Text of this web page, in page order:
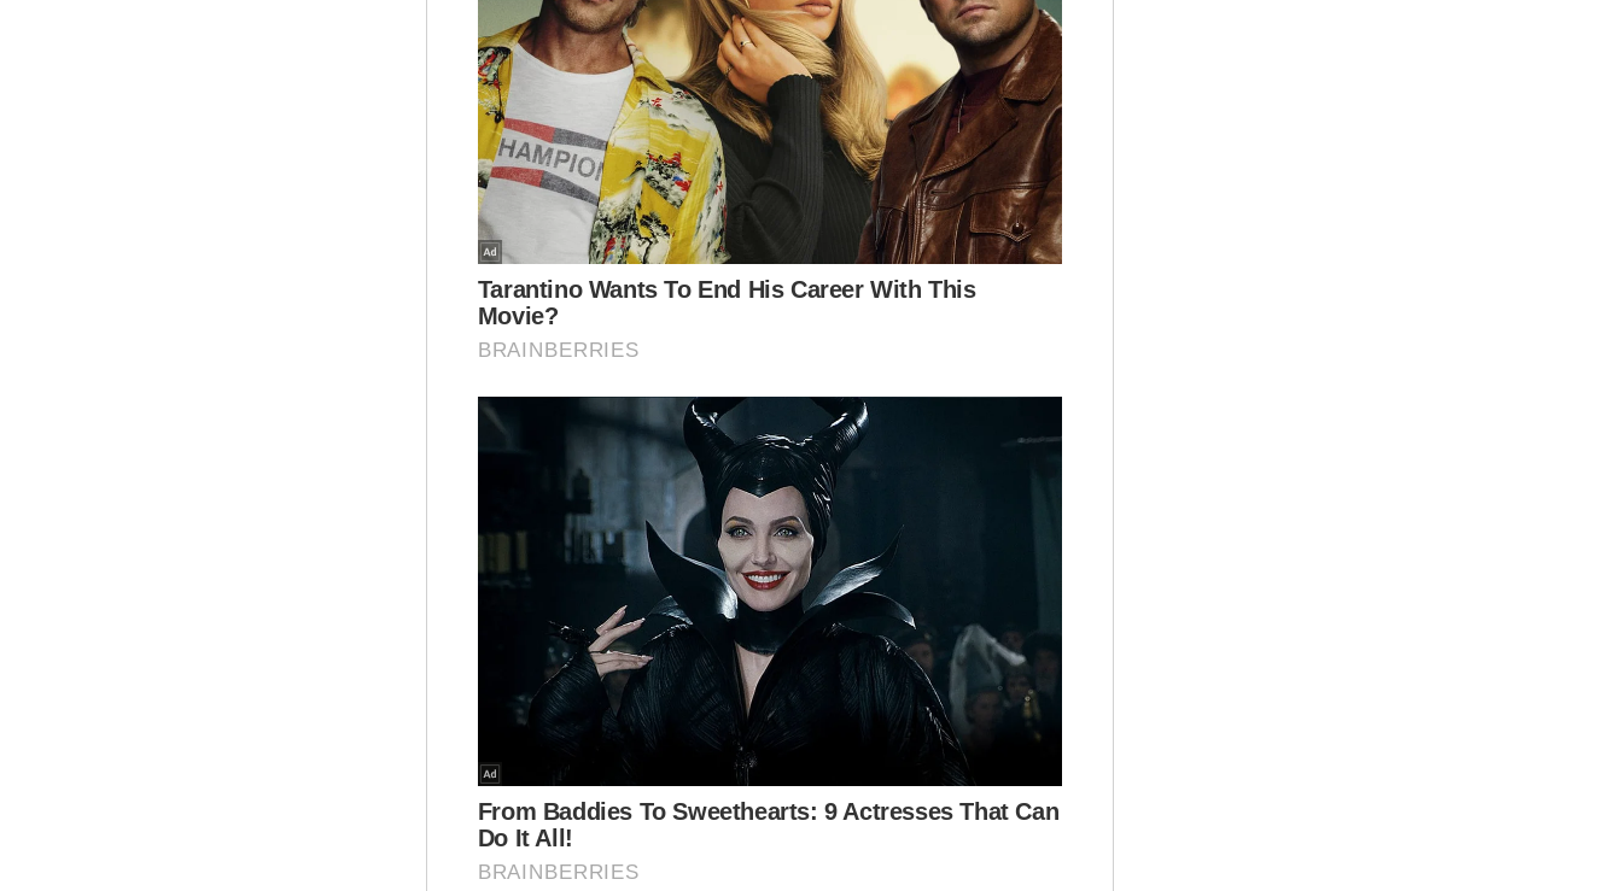
Muat turun aplikasi Sinar Harian.Klik di sini!
Jawab soalan kaji selidik dan dapatkan
baucar tunai.
×
Apakah status hubungan anda?
Bujang Kahwin
Masuk | Daftar VPoints:0
Kemalangan
Melaka
Artikel Disyorkan
Semasa
Jenazah tiga anggota polis maut
renjatan elektrik akan dibawa
pulang ke kampung halaman
ASYIKIN ASMIN